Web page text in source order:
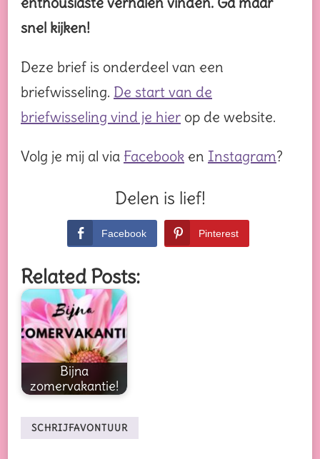
snel kijken!
Deze brief is onderdeel van een
briefwisseling. De start van de
briefwisseling vind je hier op de website.
Volg je mij al via Facebook en Instagram?
Delen is lief!
Facebook Pinterest
Related Posts:
Bijna
zomervakantie!
SCHRIJFAVONTUUR